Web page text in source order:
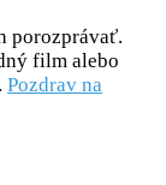
porozprávať.
film alebo
Pozdrav na